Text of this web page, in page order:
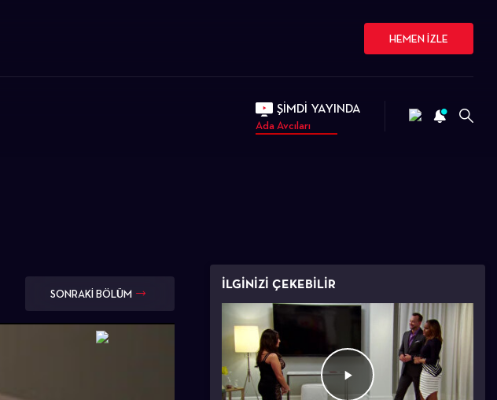
HEMEN İZLE
ŞİMDİ YAYINDA
Ada Avcıları
SONRAKİ BÖLÜM
İLGİNİZİ ÇEKEBİLİR